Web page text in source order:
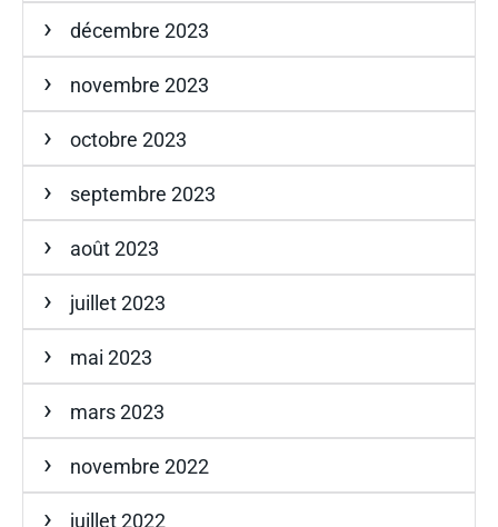
décembre 2023
novembre 2023
octobre 2023
septembre 2023
août 2023
juillet 2023
mai 2023
mars 2023
novembre 2022
juillet 2022